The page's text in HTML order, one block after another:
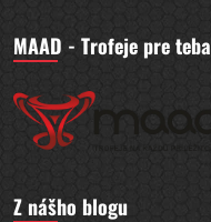
MAAD - Trofeje pre teba
Z nášho blogu